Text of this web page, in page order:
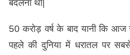
बदलना था|
50 करोड़ वर्ष के बाद यानी कि आज
पहले की दुनिया में धरातल पर